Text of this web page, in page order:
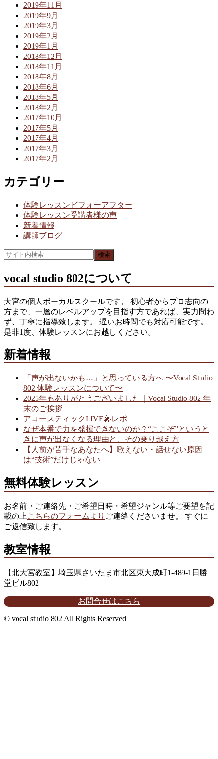
2019年11月
2019年9月
2019年3月
2019年2月
2019年1月
2018年12月
2018年11月
2018年8月
2018年6月
2018年5月
2018年2月
2017年10月
2017年5月
2017年4月
2017年3月
2017年2月
カテゴリー
体験レッスンビフォーアフター
体験レッスン受講者様の声
新着情報
講師ブログ
vocal studio 802について
大宮の個人ボーカルスクールです。 初心者からプロ志向の
方まで、一層のレベルアップを目指す方であれば、実力問わ
ず、丁寧に指導致します。 遅いお時間でも対応可能です。
是非1度、体験レッスンにお越しください。
新着情報
「声が出ないかも…」と思っている方へ 〜Vocal Studio
802 体験レッスンについて〜
2025年もありがとうございました｜Vocal Studio 802 年
末のご挨拶
アコースティックLIVE🎤レポ
なぜ本番で力を発揮できないのか？“ここぞ”というと
きに声が出なくなる理由と、その乗り越え方
【人前が苦手なあなたへ】歌えない・話せない原因
は“技術”だけじゃない
無料体験レッスン
お名前・ご連絡先・ご希望日時・希望ジャンル等ご要望を記
載の上 こちらのフォームより ご連絡くださいませ。 すぐに
ご返信致します。
教室情報
【北大宮教室】埼玉県さいたま市北区東大成町1-489-1日勝
堂ビル802
お問合せはこちら
© vocal studio 802 All Rights Reserved.